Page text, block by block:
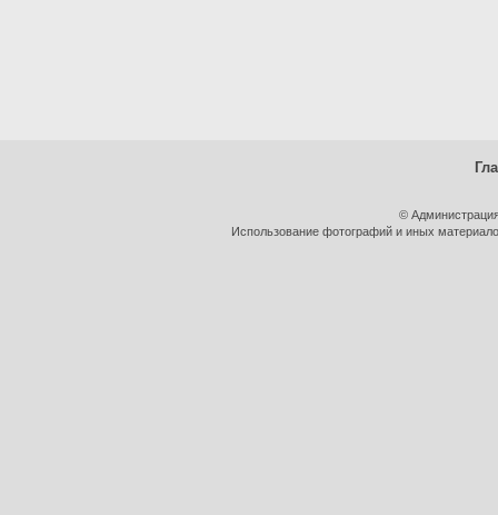
©
Использование фотографий и иных